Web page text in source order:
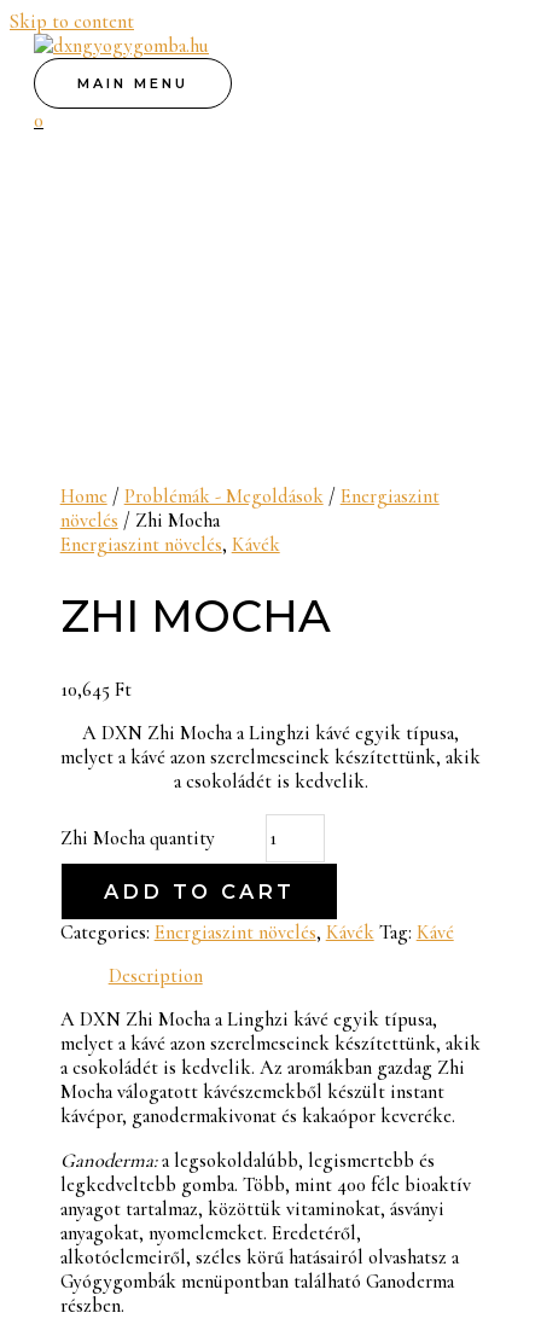
Skip to content
MAIN MENU
0
Home/ Problémák - Megoldások/ Energiaszint
növelés / Zhi Mocha
Energiaszint növelés, Kávék
ZHI MOCHA
10,645 Ft
A DXN Zhi Mocha a Linghzi kávé egyik típusa,
melyet a kávé azon szerelmeseinek készítettünk, akik
a csokoládét is kedvelik.
Zhi Mocha quantity
ADD TO CART
Categories: Energiaszint növelés, Kávék Tag: Kávé
Description
A DXN Zhi Mocha a Linghzi kávé egyik típusa,
melyet a kávé azon szerelmeseinek készítettünk, akik
a csokoládét is kedvelik. Az aromákban gazdag Zhi
Mocha válogatott kávészemekből készült instant
kávépor, ganodermakivonat és kakaópor keveréke.
Ganoderma:a legsokoldalúbb, legismertebb és
legkedveltebb gomba. Több, mint 400 féle bioaktív
anyagot tartalmaz, közöttük vitaminokat, ásványi
anyagokat, nyomelemeket. Eredetéről,
alkotóelemeiről, széles körű hatásairól olvashatsz a
Gyógygombák menüpontban található Ganoderma
részben.